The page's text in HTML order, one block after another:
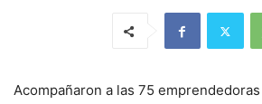
Acompañaron a las 75